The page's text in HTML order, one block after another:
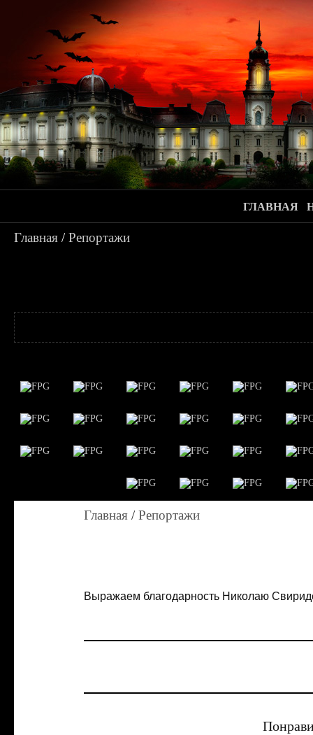
ГЛАВНАЯ
Главная /Репортажи
Главная /Репортажи
Выражаем благодарность Николаю